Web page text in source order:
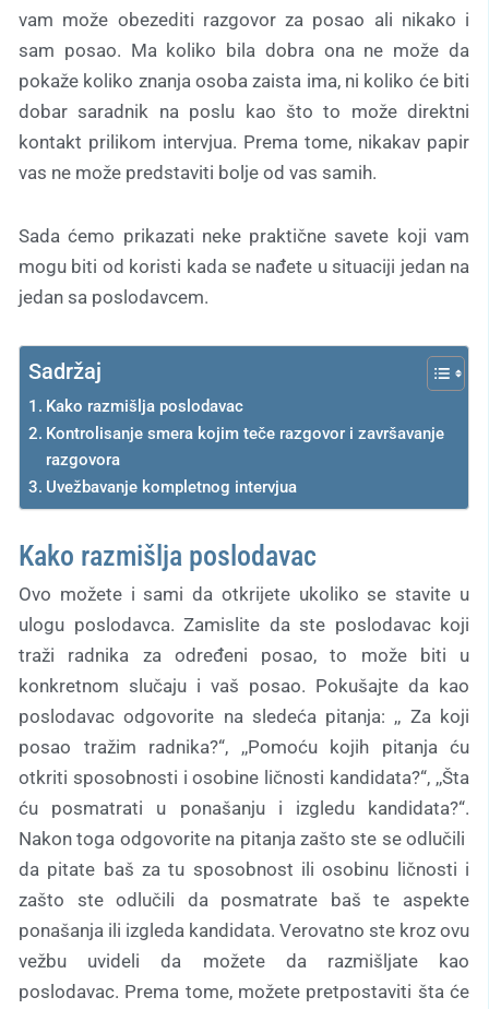
vam može obezediti razgovor za posao ali nikako i
sam posao. Ma koliko bila dobra ona ne može da
pokaže koliko znanja osoba zaista ima, ni koliko će biti
dobar saradnik na poslu kao što to može direktni
kontakt prilikom intervjua. Prema tome, nikakav papir
vas ne može predstaviti bolje od vas samih.
Sada ćemo prikazati neke praktične savete koji vam
mogu biti od koristi kada se nađete u situaciji jedan na
jedan sa poslodavcem.
Sadržaj
Kako razmišlja poslodavac
Kontrolisanje smera kojim teče razgovor i završavanje
razgovora
Uvežbavanje kompletnog intervjua
Kako razmišlja poslodavac
Ovo možete i sami da otkrijete ukoliko se stavite u
ulogu poslodavca. Zamislite da ste poslodavac koji
traži radnika za određeni posao, to može biti u
konkretnom slučaju i vaš posao. Pokušajte da kao
poslodavac odgovorite na sledeća pitanja: ,, Za koji
posao tražim radnika?“, ,,Pomoću kojih pitanja ću
otkriti sposobnosti i osobine ličnosti kandidata?“, ,,Šta
ću posmatrati u ponašanju i izgledu kandidata?“.
Nakon toga odgovorite na pitanja zašto ste se odlučili
da pitate baš za tu sposobnost ili osobinu ličnosti i
zašto ste odlučili da posmatrate baš te aspekte
ponašanja ili izgleda kandidata. Verovatno ste kroz ovu
vežbu uvideli da možete da razmišljate kao
poslodavac. Prema tome, možete pretpostaviti šta će